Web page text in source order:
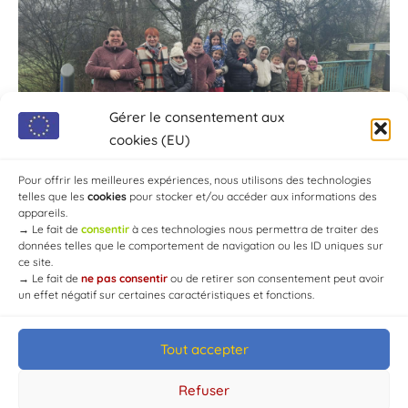
Gérer le consentement aux
cookies (EU)
Pour offrir les meilleures expériences, nous utilisons des technologies
telles que les cookies pour stocker et/ou accéder aux informations des
appareils.
→ Le fait de consentir à ces technologies nous permettra de traiter des
données telles que le comportement de navigation ou les ID uniques sur
ce site.
→ Le fait de ne pas consentir ou de retirer son consentement peut avoir
un effet négatif sur certaines caractéristiques et fonctions.
Tout accepter
Refuser
© Mairie de Chaource [2004-2024] | Tous droits réservés.
Developed byWEB3-DESIGN